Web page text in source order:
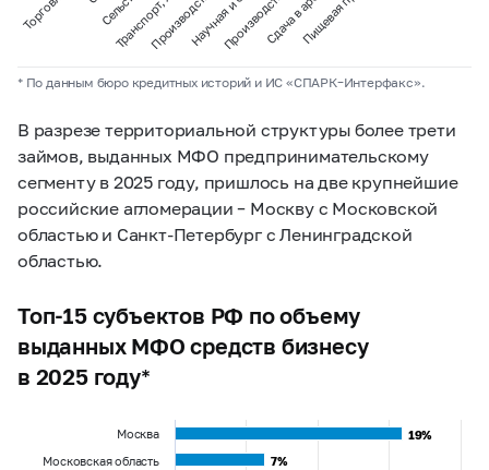
* По данным бюро кредитных историй и ИС «СПАРК–Интерфакс».
В разрезе территориальной структуры более трети
займов, выданных МФО предпринимательскому
сегменту в 2025 году, пришлось на две крупнейшие
российские агломерации – Москву с Московской
областью и Санкт-Петербург с Ленинградской
областью.
Топ-15 субъектов РФ по объему
выданных МФО средств бизнесу
в 2025 году*
19%
19%
7%
7%
Москва
Московская область